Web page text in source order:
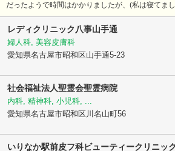
だったようで時間はかかりましたが、(私は寝てま
レディクリニック八事山手通
婦人科, 美容皮膚科
愛知県名古屋市昭和区山手通5-23
社会福祉法人聖霊会聖霊病院
内科, 精神科, 小児科, ...
愛知県名古屋市昭和区 川名山町56
いりなか駅前皮フ科ビューティークリニック